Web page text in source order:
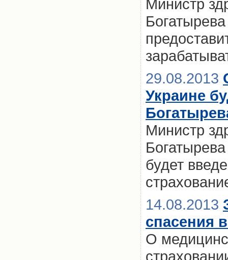
Министр
29.08.2013
Украине
Министр
будет
14.08.2013
спасения
О